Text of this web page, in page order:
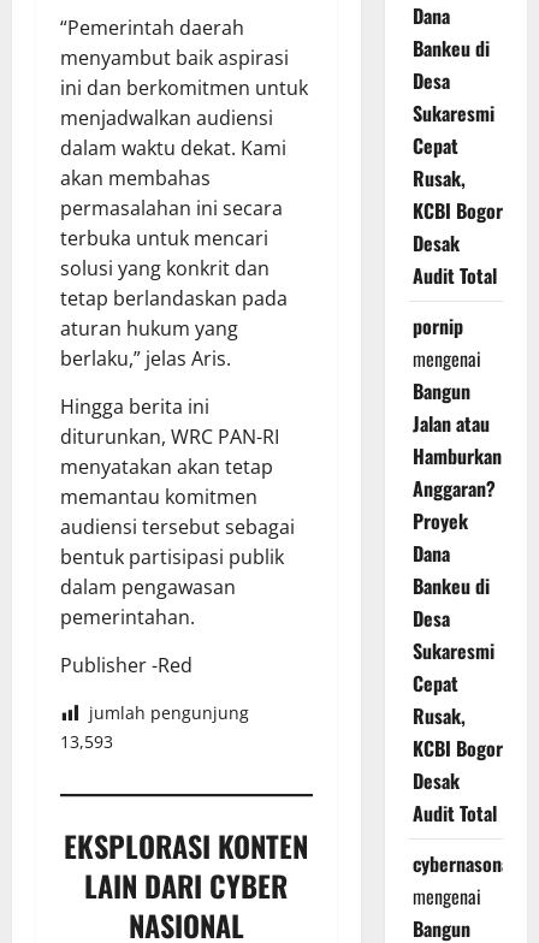
“Pemerintah daerah
menyambut baik aspirasi
ini dan berkomitmen untuk
menjadwalkan audiensi
dalam waktu dekat. Kami
akan membahas
permasalahan ini secara
terbuka untuk mencari
solusi yang konkrit dan
tetap berlandaskan pada
aturan hukum yang
berlaku,” jelas Aris.
Hingga berita ini
diturunkan, WRC PAN-RI
menyatakan akan tetap
memantau komitmen
audiensi tersebut sebagai
bentuk partisipasi publik
dalam pengawasan
pemerintahan.
Publisher -Red
jumlah pengunjung
13,593
EKSPLORASI KONTEN
LAIN DARI CYBER
NASIONAL
Dana
Bankeu di
Desa
Sukaresmi
Cepat
Rusak,
KCBI Bogor
Desak
Audit Total
pornip
mengenai
Bangun
Jalan atau
Hamburkan
Anggaran?
Proyek
Dana
Bankeu di
Desa
Sukaresmi
Cepat
Rusak,
KCBI Bogor
Desak
Audit Total
cybernasonal
mengenai
Bangun